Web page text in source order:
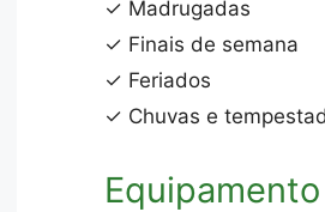
✓ Madrugadas
✓ Finais de semana
✓ Feriados
✓ Chuvas e